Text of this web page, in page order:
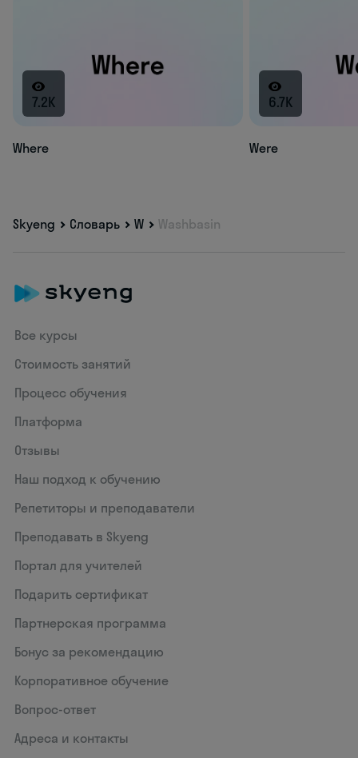
7.2K
Where
6.7K
Were
Skyeng Словарь W Washbasin
Все курсы
Стоимость занятий
Процесс обучения
Платформа
Отзывы
Наш подход к обучению
Репетиторы и преподаватели
Преподавать в Skyeng
Портал для учителей
Подарить сертификат
Партнерская программа
Бонус за рекомендацию
Корпоративное обучение
Вопрос-ответ
Адреса и контакты